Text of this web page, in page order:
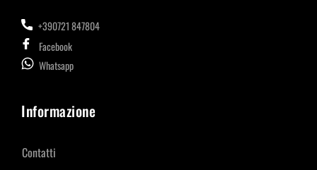
+390721 847804
Facebook
Whatsapp
Informazione
Contatti